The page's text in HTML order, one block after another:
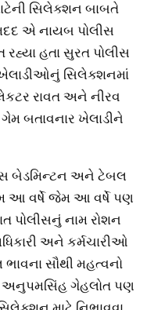
સિલેક્શન બાબતે
એ નાયબ પોલીસ
હતા સુરત પોલીસ
ખેલાડીઓનું સિલેક્શનમાં
રાવત અને નીરવ
બતાવનાર ખેલાડીને
બેડમિન્ટન અને ટેબલ
આ વર્ષે જેમ આ વર્ષે પણ
પોલીસનું નામ રોશન
અને કર્મચારીઓ
સૌથી મહત્વનો
અનુપમસિંહ ગેહલોત પણ